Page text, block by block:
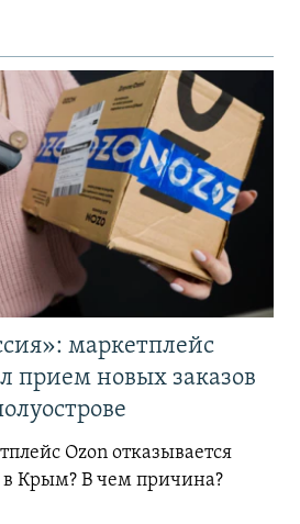
маркетплейс
прием новых заказов
Ozon отказывается
в Крым? В чем причина?